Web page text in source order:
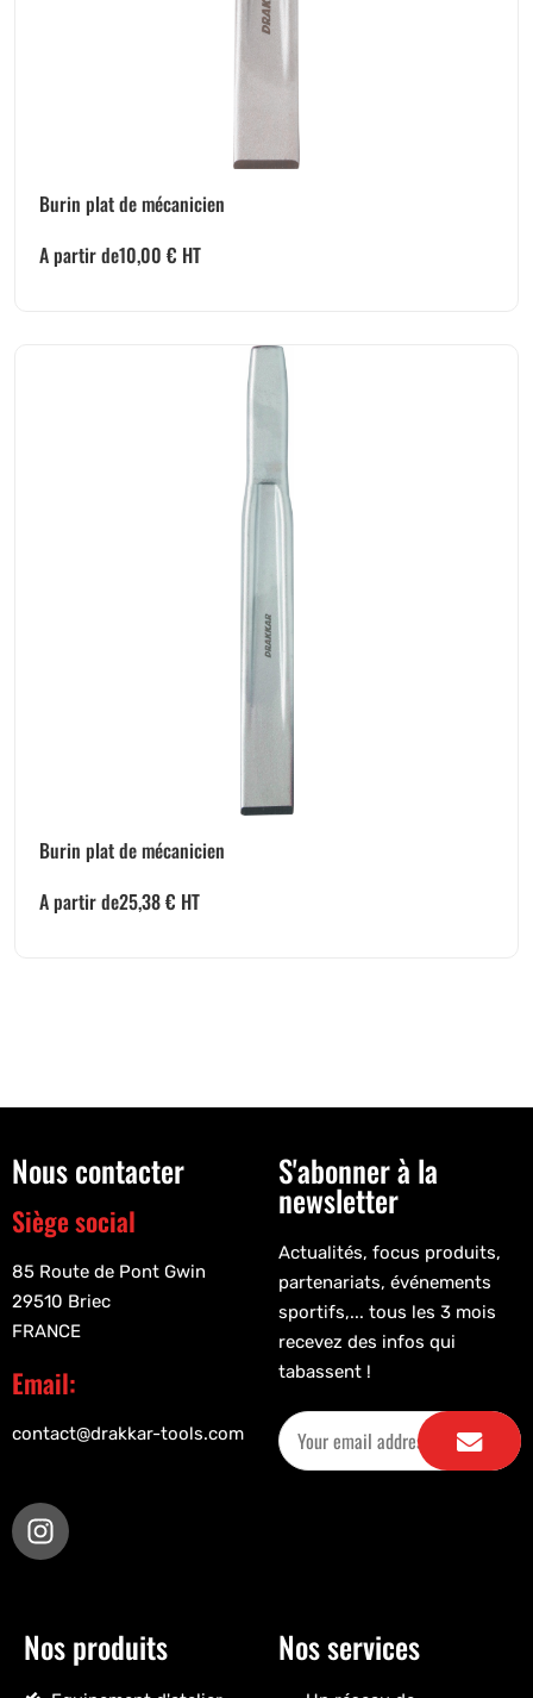
Burin plat de mécanicien
A partir de10,00 € HT
Burin plat de mécanicien
A partir de25,38€ HT
Nous contacter
Siège social
85 Route de Pont Gwin
29510 Briec
FRANCE
Email:
contact@drakkar-tools.com
S'abonner à la
newsletter
Actualités, focus produits,
partenariats, événements
sportifs,... tous les 3 mois
recevez des infos qui
tabassent !
Nos produits Nos services